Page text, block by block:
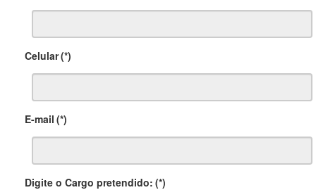
Celular(*)
E-mail (*)
Digite o Cargo pretendido: (*)